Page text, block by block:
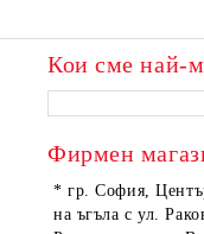
Кои сме най-
Фирмен
* гр. София,
на ъгъла с ул.